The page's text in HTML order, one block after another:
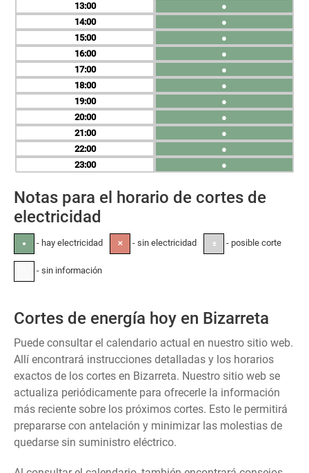
13
14
15
16
17
18
19
20
21
22
23
●
●
●
●
●
●
●
●
●
●
●
Notas para el horario de cortes de
electricidad
● - hay electricidad ✕ - sin electricidad ± - posible corte
- sin información
Cortes de energía hoy en Bizarreta
Puede consultar el calendario actual en nuestro sitio web.
Allí encontrará instrucciones detalladas y los horarios
exactos de los cortes en Bizarreta. Nuestro sitio web se
actualiza periódicamente para ofrecerle la información
más reciente sobre los próximos cortes. Esto le permitirá
prepararse con antelación y minimizar las molestias de
quedarse sin suministro eléctrico.